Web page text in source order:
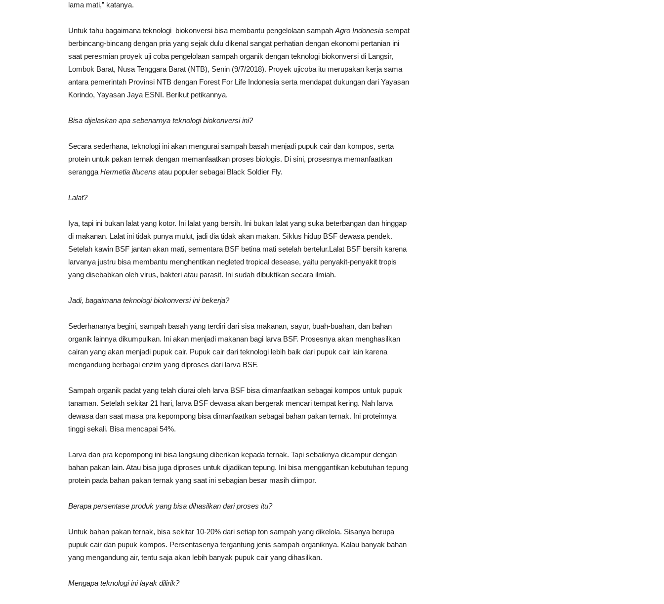
lama mati,” katanya.
Untuk tahu bagaimana teknologi biokonversi bisa membantu pengelolaan sampah Agro Indonesia sempat
berbincang-bincang dengan pria yang sejak dulu dikenal sangat perhatian dengan ekonomi pertanian ini
saat peresmian proyek uji coba pengelolaan sampah organik dengan teknologi biokonversi di Langsir,
Lombok Barat, Nusa Tenggara Barat (NTB), Senin (9/7/2018). Proyek ujicoba itu merupakan kerja sama
antara pemerintah Provinsi NTB dengan Forest For Life Indonesia serta mendapat dukungan dari Yayasan
Korindo, Yayasan Jaya ESNI. Berikut petikannya.
Bisa dijelaskan apa sebenarnya teknologi biokonversi ini?
Secara sederhana, teknologi ini akan mengurai sampah basah menjadi pupuk cair dan kompos, serta
protein untuk pakan ternak dengan memanfaatkan proses biologis. Di sini, prosesnya memanfaatkan
serangga Hermetia illucens atau populer sebagai Black Soldier Fly.
Lalat?
Iya, tapi ini bukan lalat yang kotor. Ini lalat yang bersih. Ini bukan lalat yang suka beterbangan dan hinggap
di makanan. Lalat ini tidak punya mulut, jadi dia tidak akan makan. Siklus hidup BSF dewasa pendek.
Setelah kawin BSF jantan akan mati, sementara BSF betina mati setelah bertelur.Lalat BSF bersih karena
larvanya justru bisa membantu menghentikan negleted tropical desease, yaitu penyakit-penyakit tropis
yang disebabkan oleh virus, bakteri atau parasit. Ini sudah dibuktikan secara ilmiah.
Jadi, bagaimana teknologi biokonversi ini bekerja?
Sederhananya begini, sampah basah yang terdiri dari sisa makanan, sayur, buah-buahan, dan bahan
organik lainnya dikumpulkan. Ini akan menjadi makanan bagi larva BSF. Prosesnya akan menghasilkan
cairan yang akan menjadi pupuk cair. Pupuk cair dari teknologi lebih baik dari pupuk cair lain karena
mengandung berbagai enzim yang diproses dari larva BSF.
Sampah organik padat yang telah diurai oleh larva BSF bisa dimanfaatkan sebagai kompos untuk pupuk
tanaman. Setelah sekitar 21 hari, larva BSF dewasa akan bergerak mencari tempat kering. Nah larva
dewasa dan saat masa pra kepompong bisa dimanfaatkan sebagai bahan pakan ternak. Ini proteinnya
tinggi sekali. Bisa mencapai 54%.
Larva dan pra kepompong ini bisa langsung diberikan kepada ternak. Tapi sebaiknya dicampur dengan
bahan pakan lain. Atau bisa juga diproses untuk dijadikan tepung. Ini bisa menggantikan kebutuhan tepung
protein pada bahan pakan ternak yang saat ini sebagian besar masih diimpor.
Berapa persentase produk yang bisa dihasilkan dari proses itu?
Untuk bahan pakan ternak, bisa sekitar 10-20% dari setiap ton sampah yang dikelola. Sisanya berupa
pupuk cair dan pupuk kompos. Persentasenya tergantung jenis sampah organiknya. Kalau banyak bahan
yang mengandung air, tentu saja akan lebih banyak pupuk cair yang dihasilkan.
Mengapa teknologi ini layak dilirik?